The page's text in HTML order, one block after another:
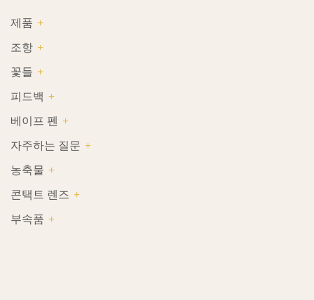
제품
조항
꽃들
피드백
베이프 펜
자주하는 질문
농축물
콘택트 렌즈
부속품